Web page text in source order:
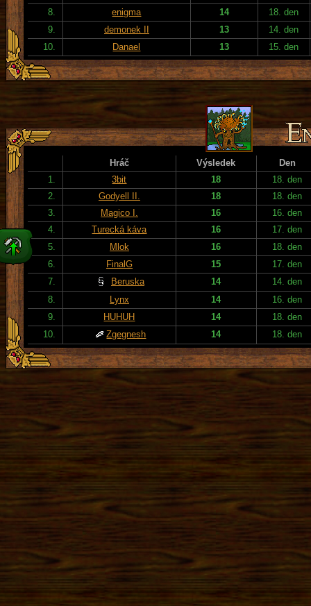
8.
enigma 14
18. den
9.
demonek II 13
14. den
10.
Danael 13 15. den
Hráč Výsledek
Den
1.
3bit 18
18. den
2.
Godyell II. 18
18. den
3.
Magico I. 16
16. den
4.
Turecká káva 16
17. den
5.
Mlok 16
18. den
6.
FinalG 15
17. den
7.
Beruska 14
14. den
8.
Lynx 14
16. den
9.
HUHUH 14
18. den
10.
Zgegnesh 14 18. den